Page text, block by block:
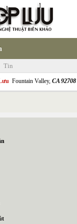
Tin
Fountain Valley, CA 92708